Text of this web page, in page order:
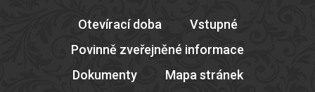
Otevírací doba
Vstupné
Povinně zveřejněné informace
Dokumenty
Mapa stránek